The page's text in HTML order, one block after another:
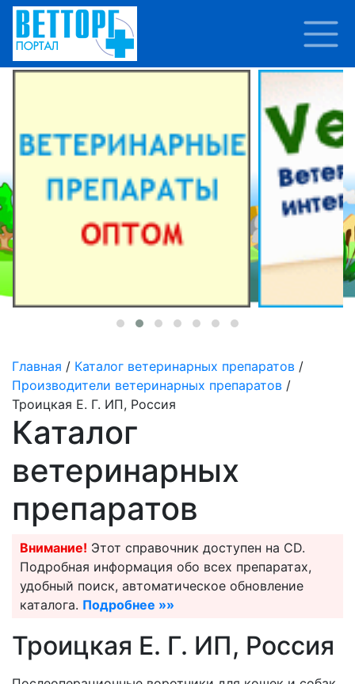
Главная / Каталог ветеринарных препаратов /
Производители ветеринарных препаратов /
Троицкая Е. Г. ИП, Россия
Каталог
ветеринарных
препаратов
Внимание! Этот справочник доступен на CD.
Подробная информация обо всех препаратах,
удобный поиск, автоматическое обновление
каталога. Подробнее »»
Троицкая Е. Г. ИП, Россия